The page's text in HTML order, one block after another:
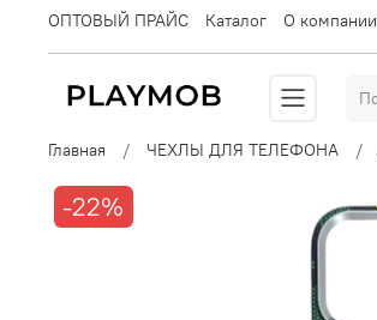
ОПТОВЫЙ ПРАЙС Каталог О компании
Главная ЧЕХЛЫ ДЛЯ ТЕЛЕФОНА
-22%